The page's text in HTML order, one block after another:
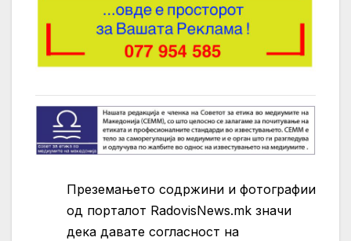
Преземањето содржини и фотографии
од порталот RadovisNews.mk значи
дека давате согласност на